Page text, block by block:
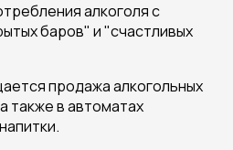
алкоголя с
баров" и "счастливых
продажа алкогольных
также в автоматах